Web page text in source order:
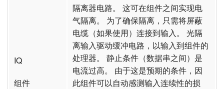
IQ
组件
隔离器电路。 这可在组件之间实现电
气隔离。 为了确保隔离，只需将屏蔽
电缆（如果使用）连接到输入。 光隔
离输入驱动缓冲电路，以输入到组件的
处理器。 静止条件（数据串之间）是
电流过高。 由于这是预期的条件，因
此组件可以自动感测输入连续性的损